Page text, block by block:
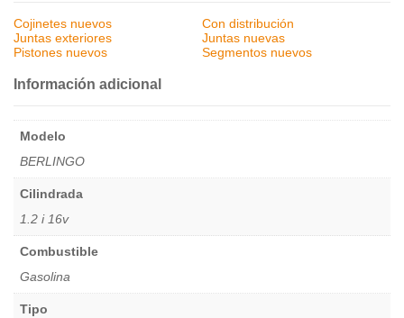
Cojinetes nuevos
Con distribución
Juntas exteriores
Juntas nuevas
Pistones nuevos
Segmentos nuevos
Información adicional
Modelo
BERLINGO
Cilindrada
1.2 i 16v
Combustible
Gasolina
Tipo